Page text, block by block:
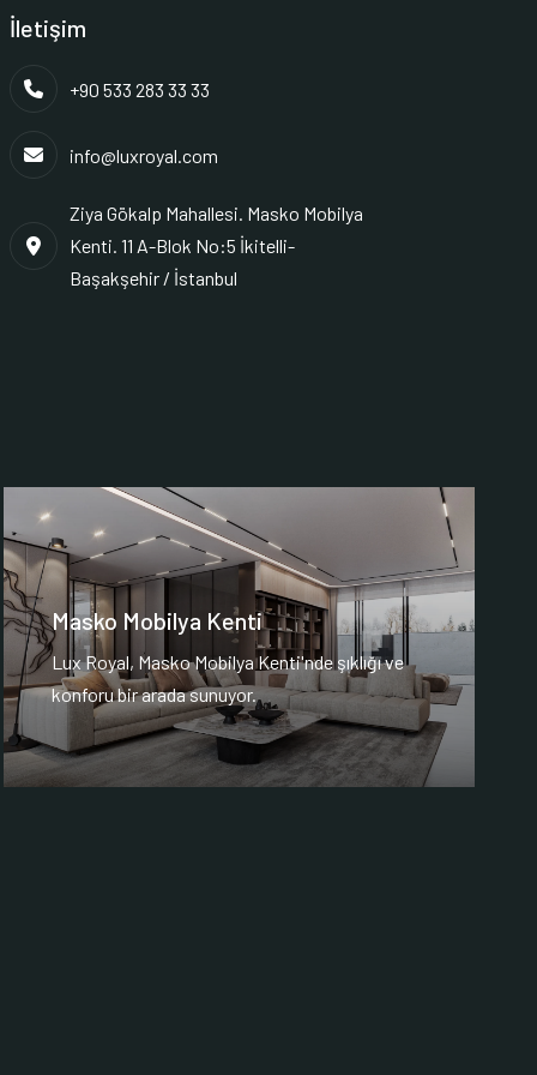
İletişim
+90 533 283 33 33
info@luxroyal.com
Ziya Gökalp Mahallesi. Masko Mobilya
Kenti. 11 A-Blok No:5 İkitelli-
Başakşehir / İstanbul
Masko Mobilya Kenti
Lux Royal, Masko Mobilya Kenti'nde şıklığı ve
konforu bir arada sunuyor.